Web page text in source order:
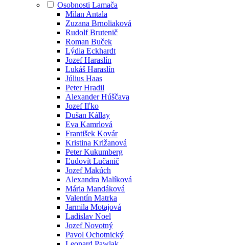
Osobnosti Lamača
Milan Antala
Zuzana Brnoliaková
Rudolf Brutenič
Roman Buček
Lýdia Eckhardt
Jozef Haraslín
Lukáš Haraslín
Július Haas
Peter Hradil
Alexander Húščava
Jozef Iľko
Dušan Kállay
Eva Kamrlová
František Kovár
Kristina Križanová
Peter Kukumberg
Ľudovít Lučanič
Jozef Makúch
Alexandra Malíková
Mária Mandáková
Valentín Matrka
Jarmila Motajová
Ladislav Noel
Jozef Novotný
Pavol Ochotnický